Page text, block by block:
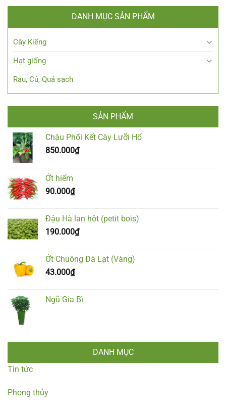
DANH MỤC SẢN PHẨM
Cây Kiểng
Hạt giống
Rau, Củ, Quả sạch
SẢN PHẨM
Chậu Phối Kết Cây Lưỡi Hổ
850.000₫
Ớt hiểm
90.000₫
Đậu Hà lan hột (petit bois)
190.000₫
Ớt Chuông Đà Lạt (Vàng)
43.000₫
Ngũ Gia Bì
DANH MỤC
Tin tức
Phong thủy